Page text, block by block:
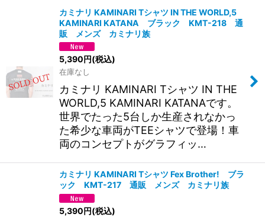
カミナリ KAMINARI Tシャツ IN THE WORLD,5
KAMINARI KATANA ブラック KMT-218 通
販 メンズ カミナリ族
5,390円(税込)
在庫なし
カミナリ KAMINARI Tシャツ IN THE
WORLD,5 KAMINARI KATANAです。
世界でたった5台しか生産されなかっ
た希少な車両がTEEシャツで登場！車
両のコンセプトがグラフィッ…
カミナリ KAMINARI Tシャツ Fex Brother! ブラ
ック KMT-217 通販 メンズ カミナリ族
5,390円(税込)